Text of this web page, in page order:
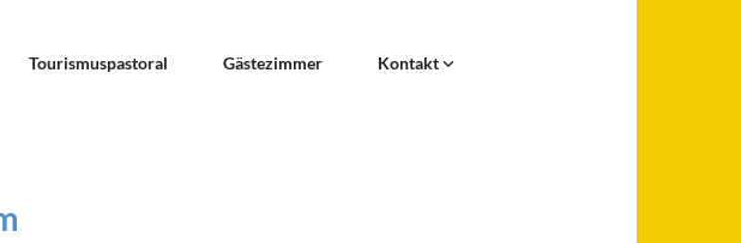
Tourismuspastoral Gästezimmer Kontakt